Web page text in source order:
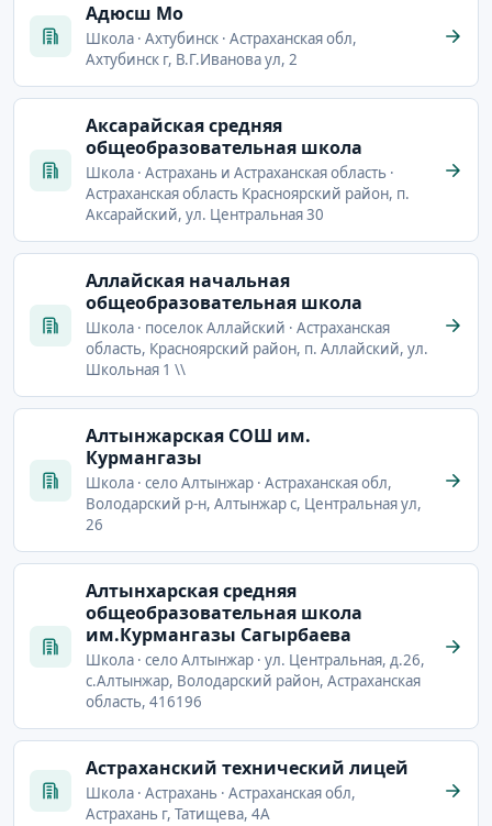
Адюсш Мо
Школа · Ахтубинск · Астраханская обл,
Ахтубинск г, В.Г.Иванова ул, 2
Аксарайская средняя
общеобразовательная школа
Школа · Астрахань и Астраханская область ·
Астраханская область Красноярский район, п.
Аксарайский, ул. Центральная 30
Аллайская начальная
общеобразовательная школа
Школа · поселок Аллайский · Астраханская
область, Красноярский район, п. Аллайский, ул.
Школьная 1 \\
Алтынжарская СОШ им.
Курмангазы
Школа · село Алтынжар · Астраханская обл,
Володарский р-н, Алтынжар с, Центральная ул,
26
Алтынхарская средняя
общеобразовательная школа
им.Курмангазы Сагырбаева
Школа · село Алтынжар · ул. Центральная, д.26,
с.Алтынжар, Володарский район, Астраханская
область, 416196
Астраханский технический лицей
Школа · Астрахань · Астраханская обл,
Астрахань г, Татищева, 4А